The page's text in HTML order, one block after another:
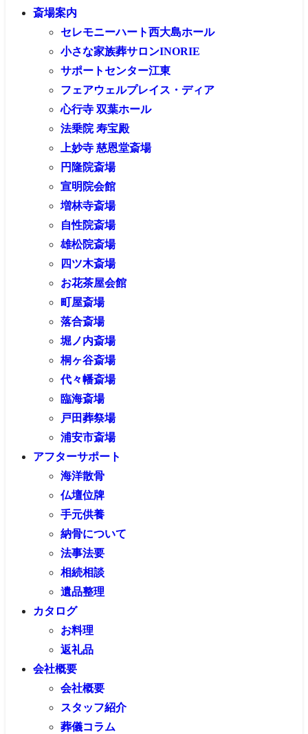
斎場案内
セレモニーハート西大島ホール
小さな家族葬サロンINORIE
サポートセンター江東
フェアウェルプレイス・ディア
心行寺 双葉ホール
法乗院 寿宝殿
上妙寺 慈恩堂斎場
円隆院斎場
宣明院会館
増林寺斎場
自性院斎場
雄松院斎場
四ツ木斎場
お花茶屋会館
町屋斎場
落合斎場
堀ノ内斎場
桐ヶ谷斎場
代々幡斎場
臨海斎場
戸田葬祭場
浦安市斎場
アフターサポート
海洋散骨
仏壇位牌
手元供養
納骨について
法事法要
相続相談
遺品整理
カタログ
お料理
返礼品
会社概要
会社概要
スタッフ紹介
葬儀コラム